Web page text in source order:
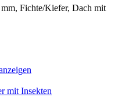
mit Insekten